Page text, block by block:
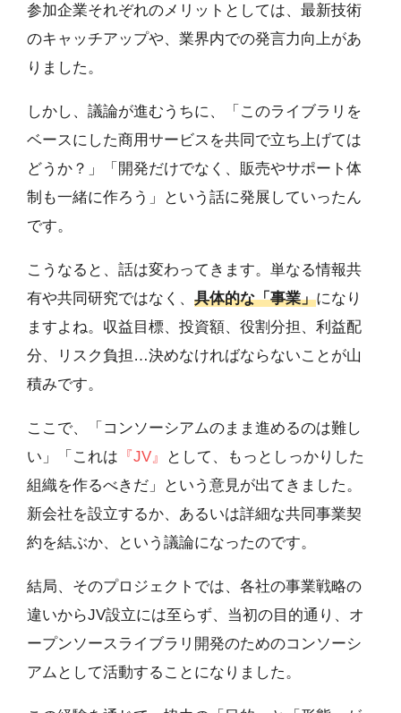
参加企業それぞれのメリットとしては、最新技術
のキャッチアップや、業界内での発言力向上があ
りました。
しかし、議論が進むうちに、「このライブラリを
ベースにした商用サービスを共同で立ち上げては
どうか？」「開発だけでなく、販売やサポート体
制も一緒に作ろう」という話に発展していったん
です。
こうなると、話は変わってきます。単なる情報共
有や共同研究ではなく、 具体的な「事業」になり
ますよね。収益目標、投資額、役割分担、利益配
分、リスク負担…決めなければならないことが山
積みです。
ここで、「コンソーシアムのまま進めるのは難し
い」「これは 『JV』
として、もっとしっかりした
組織を作るべきだ」という意見が出てきました。
新会社を設立するか、あるいは詳細な共同事業契
約を結ぶか、という議論になったのです。
結局、そのプロジェクトでは、各社の事業戦略の
違いからJV設立には至らず、当初の目的通り、オ
ープンソースライブラリ開発のためのコンソーシ
アムとして活動することになりました。